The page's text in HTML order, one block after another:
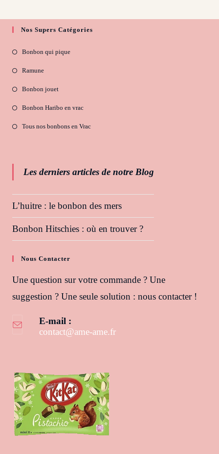
Nos Supers Catégories
Bonbon qui pique
Ramune
Bonbon jouet
Bonbon Haribo en vrac
Tous nos bonbons en Vrac
Les derniers articles de notre Blog
L’huitre : le bonbon des mers
Bonbon Hitschies : où en trouver ?
Nous Contacter
Une question sur votre commande ? Une
suggestion ? Une seule solution : nous contacter !
E-mail :
contact@ame-ame.frS’ouvre dans votre application